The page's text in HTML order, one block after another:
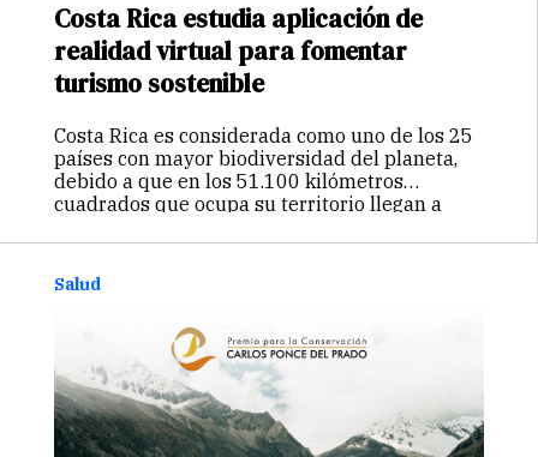
Costa Rica estudia aplicación de
realidad virtual para fomentar
turismo sostenible
Costa Rica es considerada como uno de los 25
países con mayor biodiversidad del planeta,
debido a que en los 51.100 kilómetros
cuadrados que ocupa su territorio llegan a
representa 6% de la biodiversidad mundial.…
Continuar
Salud